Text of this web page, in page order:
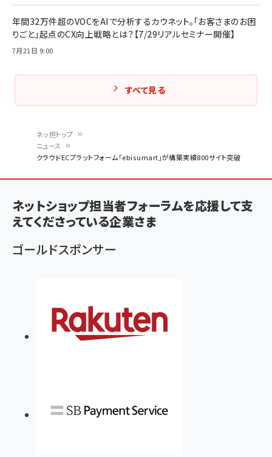
ン
く
ず
ネッ担トップ
ニュース
クラウドECプラットフォーム「ebisumart」が構築実績800サイト突破
年間32万件超のVOCをAIで分析するカウネット。「お客さまのお困
りごと」起点のCX向上戦略とは？【7/29リアルセミナー開催】
7月21日 9:00
すべて見る
ネットショップ担当者フォーラムを応援して支
えてくださっている企業さま
ゴールドスポンサー